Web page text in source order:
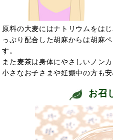
原料の大麦にはナトリウムをは
っぷり配合した胡麻からは胡麻
す。
また麦茶は身体にやさしいノンカ
小さなお子さまや妊娠中の方も
お召